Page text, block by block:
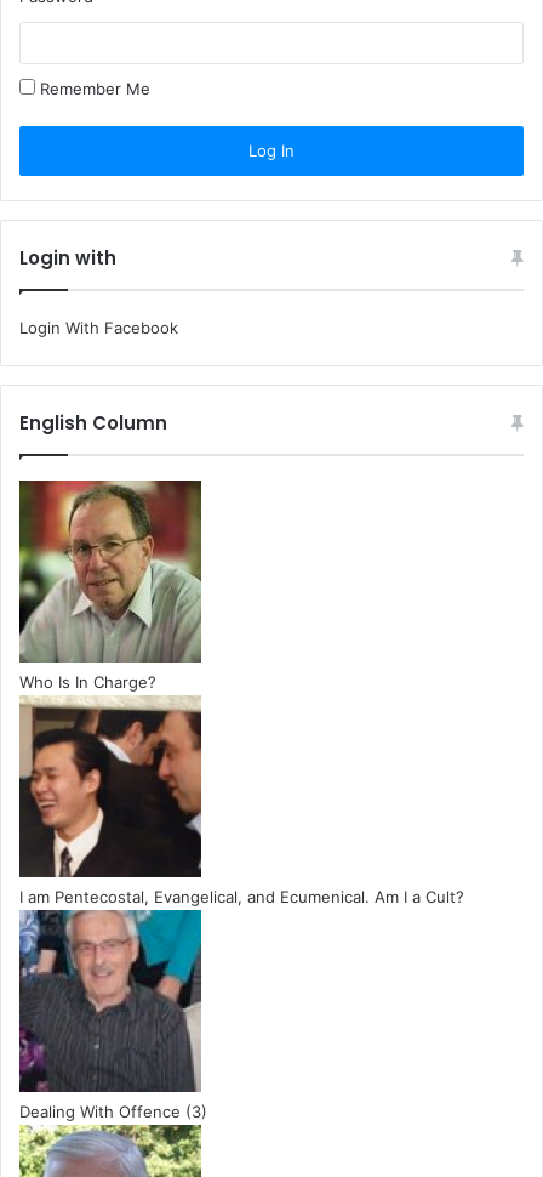
Remember Me
Login with
Login With Facebook
English Column
Who Is In Charge?
I am Pentecostal, Evangelical, and Ecumenical. Am I a Cult?
Dealing With Offence (3)